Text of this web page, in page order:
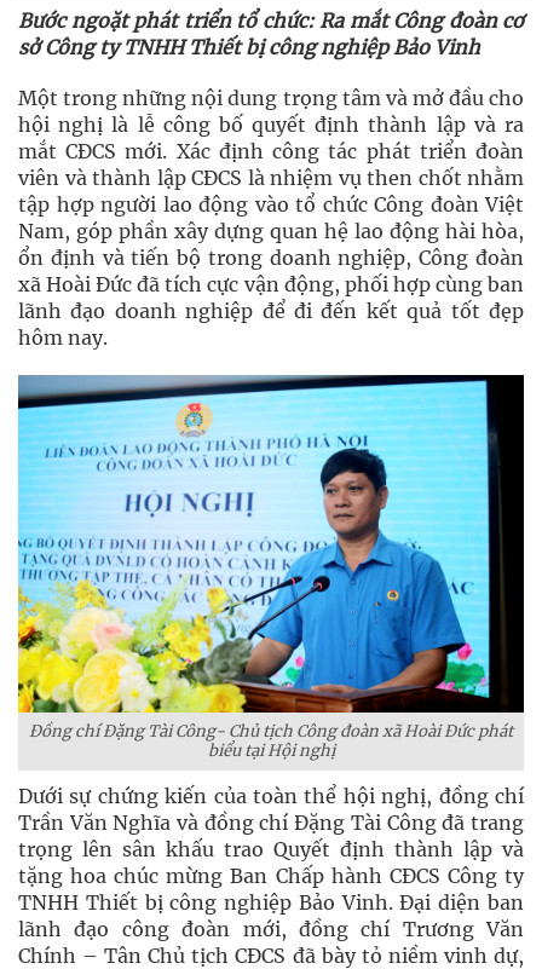
Bước ngoặt phát triển tổ chức: Ra mắt Công đoàn cơ
sở Công ty TNHH Thiết bị công nghiệp Bảo Vinh
Một trong những nội dung trọng tâm và mở đầu cho
hội nghị là lễ công bố quyết định thành lập và ra
mắt CĐCS mới. Xác định công tác phát triển đoàn
viên và thành lập CĐCS là nhiệm vụ then chốt nhằm
tập hợp người lao động vào tổ chức Công đoàn Việt
Nam, góp phần xây dựng quan hệ lao động hài hòa,
ổn định và tiến bộ trong doanh nghiệp, Công đoàn
xã Hoài Đức đã tích cực vận động, phối hợp cùng ban
lãnh đạo doanh nghiệp để đi đến kết quả tốt đẹp
hôm nay.
Đồng chí Đặng Tài Công- Chủ tịch Công đoàn xã Hoài Đức phát
biểu tại Hội nghị
Dưới sự chứng kiến của toàn thể hội nghị, đồng chí
Trần Văn Nghĩa và đồng chí Đặng Tài Công đã trang
trọng lên sân khấu trao Quyết định thành lập và
tặng hoa chúc mừng Ban Chấp hành CĐCS Công ty
TNHH Thiết bị công nghiệp Bảo Vinh. Đại diện ban
lãnh đạo công đoàn mới, đồng chí Trương Văn
Chính – Tân Chủ tịch CĐCS đã bày tỏ niềm vinh dự,